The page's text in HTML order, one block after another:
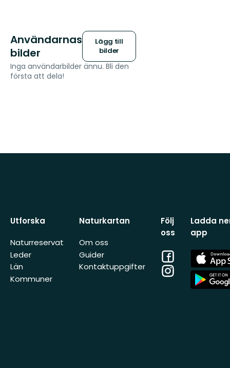
Användarnas
bilder
Lägg till
bilder
Inga användarbilder ännu. Bli den
första att dela!
Utforska
Naturreservat
Leder
Län
Kommuner
Naturkartan
Om oss
Guider
Kontaktuppgifter
Följ
oss
Facebook
Instagram
Ladda
app
App
Store
App
Store